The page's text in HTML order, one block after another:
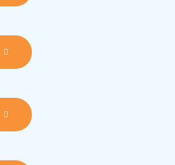
FRIDAY
SATURDAY